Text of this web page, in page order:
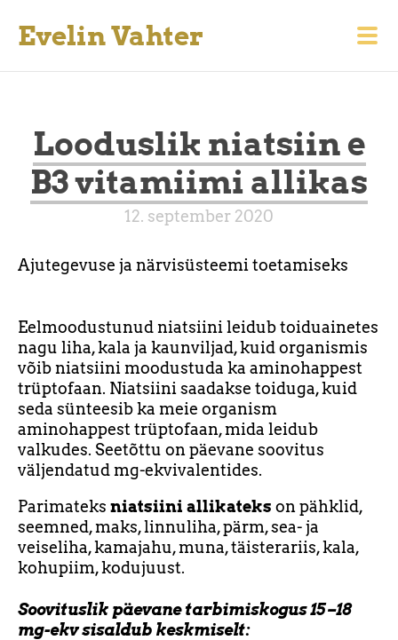
Evelin Vahter
Looduslik niatsiin e
B3 vitamiimi allikas
12. september 2020
Ajutegevuse ja närvisüsteemi toetamiseks
Eelmoodustunud niatsiini leidub toiduainetes
nagu liha, kala ja kaunviljad, kuid organismis
võib niatsiini moodustuda ka aminohappest
trüptofaan. Niatsiini saadakse toiduga, kuid
seda sünteesib ka meie organism
aminohappest trüptofaan, mida leidub
valkudes. Seetõttu on päevane soovitus
väljendatud mg-ekvivalentides.
Parimateks niatsiini allikateks on pähklid,
seemned, maks, linnuliha, pärm, sea- ja
veiseliha, kamajahu, muna, täisterariis, kala,
kohupiim, kodujuust.
Soovituslik päevane tarbimiskogus 15–18
mg-ekv sisaldub keskmiselt: